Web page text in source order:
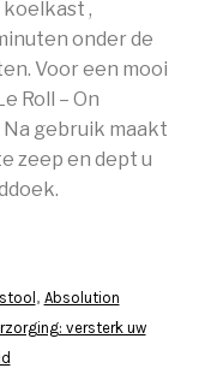
,
onder de
Voor een mooi
Roll – On
gebruik maakt
zeep en dept u
, Absolution
versterk uw